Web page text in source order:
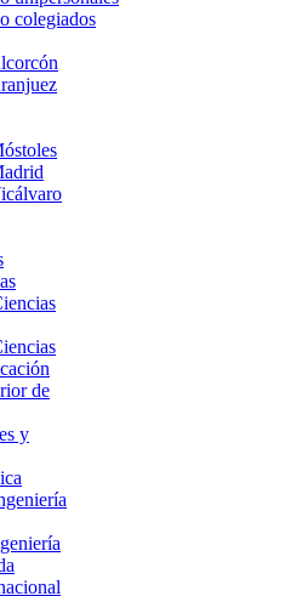
colegiados
de
y